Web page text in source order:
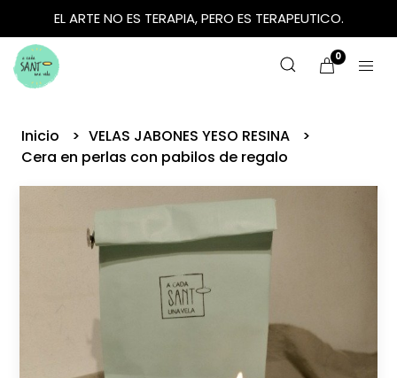
EL ARTE NO ES TERAPIA, PERO ES TERAPEUTICO.
0
Inicio
VELAS JABONES YESO RESINA
Cera en perlas con pabilos de regalo